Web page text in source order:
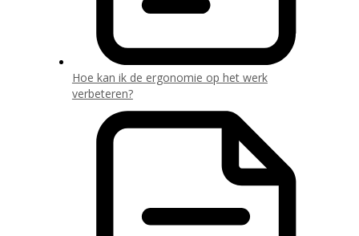
Hoe kan ik de ergonomie op het werk
verbeteren?